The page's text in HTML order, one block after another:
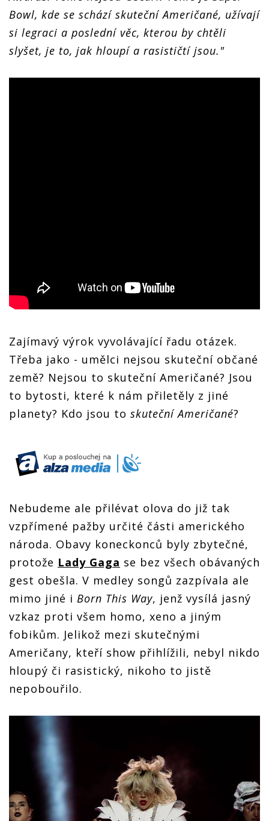
Bowl, kde se schází skuteční Američané, užívají
si legraci a poslední věc, kterou by chtěli
slyšet, je to, jak hloupí a rasističtí jsou."
Zajímavý výrok vyvolávající řadu otázek.
Třeba jako - umělci nejsou skuteční občané
země? Nejsou to skuteční Američané? Jsou
to bytosti, které k nám přiletěly z jiné
planety? Kdo jsou to skuteční Američané?
Nebudeme ale přilévat olova do již tak
vzpřímené pažby určité části amerického
národa. Obavy koneckonců byly zbytečné,
protože Lady Gaga se bez všech obávaných
gest obešla. V medley songů zazpívala ale
mimo jiné i Born This Way, jenž vysílá jasný
vzkaz proti všem homo, xeno a jiným
fobikům. Jelikož mezi skutečnými
Američany, kteří show přihlížili, nebyl nikdo
hloupý či rasistický, nikoho to jistě
nepobouřilo.